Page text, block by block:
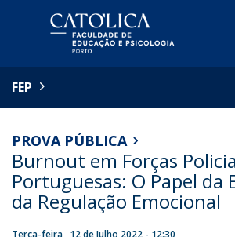
FEP
PROVA PÚBLICA
Burnout em Forças
Portuguesas: O Papel da
da Regulação Emocional
Terça-feira , 12 de Julho 2022 - 12:30